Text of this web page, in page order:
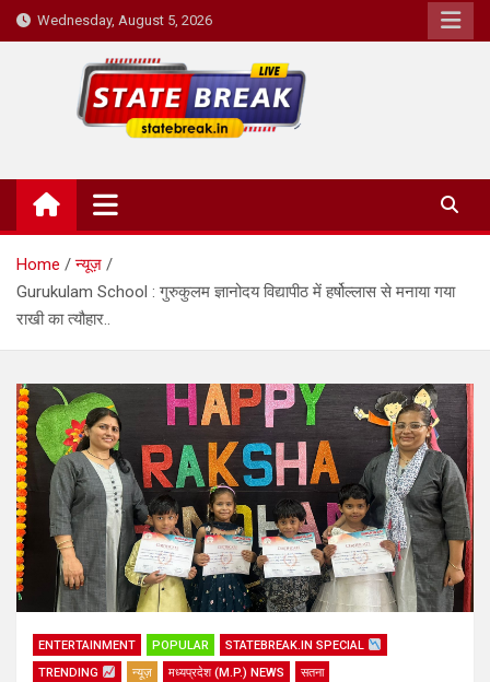
Skip
to
Wednesday, August 5, 2026
State Break
Home
न्यूज़
Gurukulam School : गुरुकुलम ज्ञानोदय विद्यापीठ में हर्षोल्लास से मनाया गया
राखी का त्यौहार..
ENTERTAINMENT POPULAR
STATEBREAK.IN SPECIAL
TRENDING
न्यूज़ मध्यप्रदेश (M.P.) NEWS सतना